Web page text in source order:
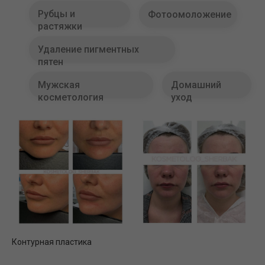
Фотоомоложение
Рубцы и
растяжки
Удаление пигментных
пятен
Мужская
косметология
Домашний
уход
Контурная пластика